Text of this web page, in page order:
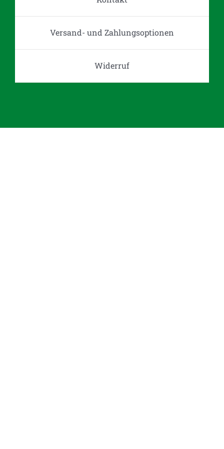
Versand- und Zahlungsoptionen
Widerruf